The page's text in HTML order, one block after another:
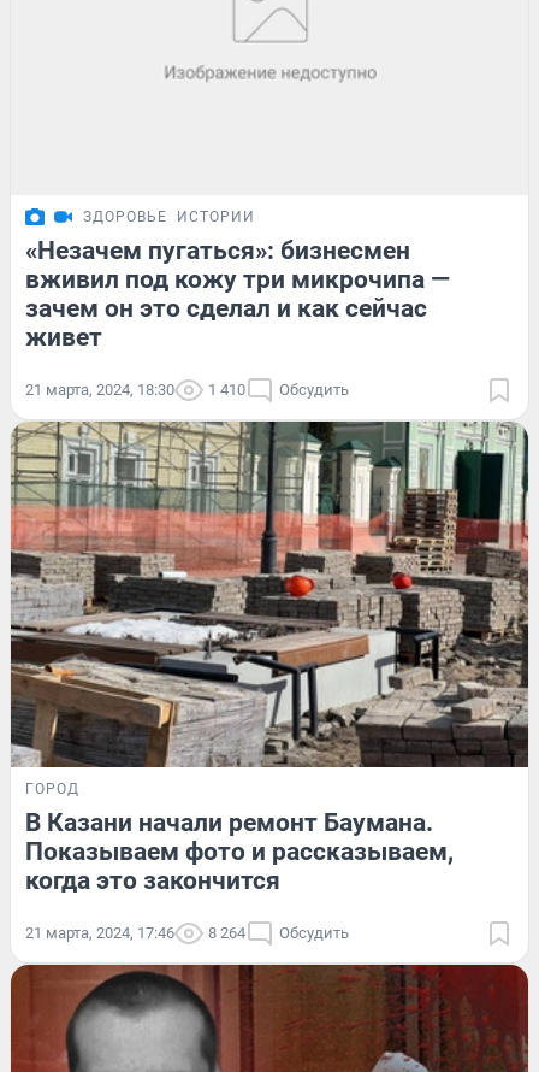
ЗДОРОВЬЕ ИСТОРИИ
«Незачем пугаться»: бизнесмен
вживил под кожу три микрочипа —
зачем он это сделал и как сейчас
живет
21 марта, 2024, 18:30 1 410 Обсудить
ГОРОД
В Казани начали ремонт Баумана.
Показываем фото и рассказываем,
когда это закончится
21 марта, 2024, 17:46 8 264 Обсудить